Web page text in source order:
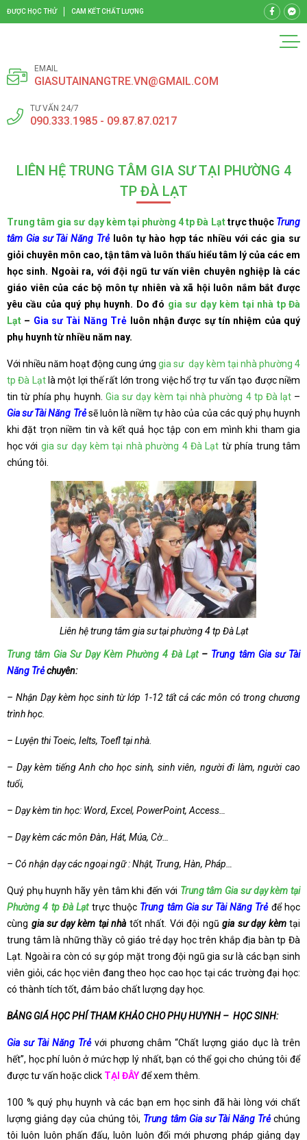
ĐƯỢC HỌC THỬ CAM KẾT CHẤT LƯỢNG
EMAIL
GIASUTAINANGTRE.VN@GMAIL.COM
TƯ VẤN 24/7
090.333.1985 - 09.87.87.0217
LIÊN HỆ TRUNG TÂM GIA SƯ TẠI PHƯỜNG 4
TP ĐÀ LẠT
Trung tâm gia sư dạy kèm tại phường 4 tp Đà Lạttrực thuộc Trung
tâm Gia sư Tài Năng Trẻluôn tự hào hợp tác nhiều với các gia sư
giỏi chuyên môn cao, tận tâm và luôn thấu hiểu tâm lý của các em
học sinh. Ngoài ra, với đội ngũ tư vấn viên chuyên nghiệp là các
giáo viên của các bộ môn tự nhiên và xã hội luôn nắm bắt được
yêu cầu của quý phụ huynh. Do đó gia sư dạy kèm tại nhà tp Đà
Lạt – Gia sư Tài Năng Trẻ luôn nhận được sự tín nhiệm của quý
phụ huynh từ nhiều năm nay.
Với nhiều năm hoạt động cung ứng gia sư dạy kèm tại nhà phường 4
tp Đà Lạtlà một lợi thế rất lớn trong việc hổ trợ tư vấn tạo được niềm
tin từ phía phụ huynh. Gia sư dạy kèm tại nhà phường 4 tp Đà lạt–
Gia sư Tài Năng Trẻsẽ luôn là niềm tự hào của của các quý phụ huynh
khi đặt trọn niềm tin và kết quả học tập con em mình khi tham gia
học với gia sư dạy kèm tại nhà phường 4 Đà Lạt từ phía trung tâm
chúng tôi.
Liên hệ trung tâm gia sư tại phường 4 tp Đà Lạt
Trung tâm Gia Sư Dạy Kèm Phường 4 Đà Lạt– Trung tâm Gia sư Tài
Năng Trẻchuyên:
– Nhận Dạy kèm học sinh từ lớp 1-12 tất cả các môn có trong chương
trình học.
– Luyện thi Toeic, Ielts, Toefl tại nhà.
– Dạy kèm tiếng Anh cho học sinh, sinh viên, người đi làm, người cao
tuổi,
– Dạy kèm tin học: Word, Excel, PowerPoint, Access…
– Dạy kèm các môn Đàn, Hát, Múa, Cờ…
– Có nhận dạy các ngoại ngữ : Nhật, Trung, Hàn, Pháp…
Quý phụ huynh hãy yên tâm khi đến với Trung tâm Gia sư dạy kèm tại
Phường 4 tp Đà Lạt trực thuộc Trung tâm Gia sư Tài Năng Trẻđể học
cùng gia sư dạy kèm tại nhà tốt nhất. Với đội ngũ gia sư dạy kèmtại
trung tâm là những thầy cô giáo trẻ dạy học trên khắp địa bàn tp Đà
Lạt. Ngoài ra còn có sự góp mặt trong đội ngũ gia sư là các bạn sinh
viên giỏi, các học viên đang theo học cao học tại các trường đại học:
có thành tích tốt, đảm bảo chất lượng dạy học.
BẢNG GIÁ HỌC PHÍ THAM KHẢO CHO PHỤ HUYNH – HỌC SINH:
Gia sư Tài Năng Trẻvới phương châm “Chất lượng giáo dục là trên
hết”, học phí luôn ở mức hợp lý nhất, bạn có thể gọi cho chúng tôi để
được tư vấn hoặc click TẠI ĐÂYđể xem thêm.
100 % quý phụ huynh và các bạn em học sinh đã hài lòng với chất
lượng giảng dạy của chúng tôi, Trung tâm Gia sư Tài Năng Trẻ chúng
tôi luôn luôn phấn đấu, luôn luôn đổi mới phương pháp giảng dạy